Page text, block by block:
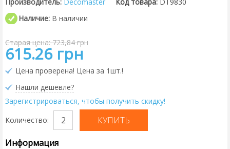
Наличие: В наличии
Старая цена: 723,84 грн
615.26 грн
Цена проверена! Цена за 1шт.!
Нашли дешевле?
Зарегистрироваться, чтобы получить скидку!
Количество:
Информация